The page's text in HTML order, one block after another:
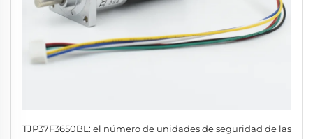
TJP37F3650BL: el número de unidades de seguridad de las